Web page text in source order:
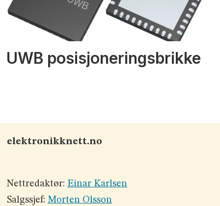
UWB posisjoneringsbrikke
elektronikknett.no
Nettredaktør: Einar Karlsen
Salgssjef: Morten Olsson